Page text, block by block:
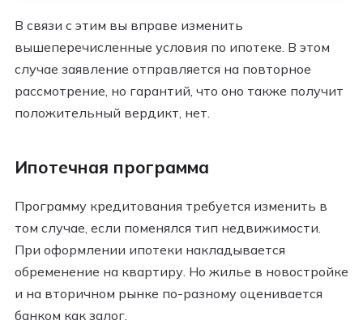
В связи с этим вы вправе изменить
вышеперечисленные условия по ипотеке. В этом
случае заявление отправляется на повторное
рассмотрение, но гарантий, что оно также получит
положительный вердикт, нет.
Ипотечная программа
Программу кредитования требуется изменить в
том случае, если поменялся тип недвижимости.
При оформлении ипотеки накладывается
обременение на квартиру. Но жилье в новостройке
и на вторичном рынке по-разному оценивается
банком как залог.